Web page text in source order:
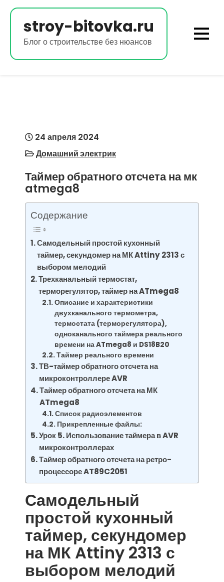
Перейти
содержимому
stroy-bitovka.ru
Блог о строительстве без нюансов
24 апреля 2024
Домашний электрик
Таймер обратного отсчета на мк
atmega8
Содержание
Самодельный простой кухонный
таймер, секундомер на МК Attiny 2313 с
выбором мелодий
Трехканальный термостат,
терморегулятор, таймер на ATmega8
Описание и характеристики
двухканального термометра,
термостата (терморегулятора),
одноканального таймера реального
времени на ATmega8 и DS18B20
Таймер реального времени
ТВ-таймер обратного отсчета на
микроконтроллере AVR
Таймер обратного отсчета на МК
ATmega8
Список радиоэлементов
Прикрепленные файлы:
Урок 5. Использование таймера в AVR
микроконтроллерах
Таймер обратного отсчета на ретро-
процессоре AT89C2051
Самодельный
простой кухонный
таймер, секундомер
на МК Attiny 2313 с
выбором мелодий